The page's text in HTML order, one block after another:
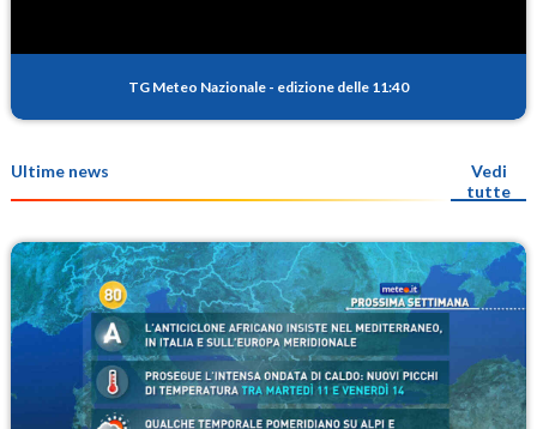
TG Meteo Nazionale - edizione delle 11:40
Ultime news
Vedi
tutte